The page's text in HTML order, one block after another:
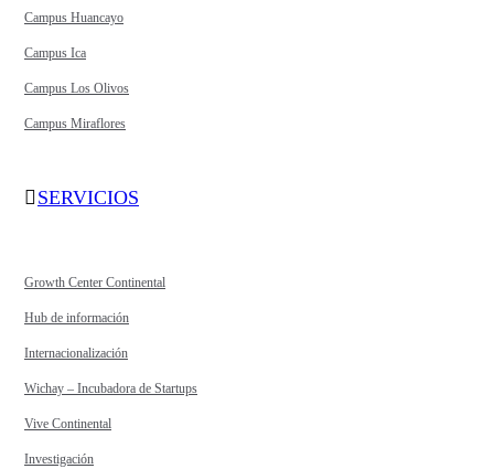
Campus Huancayo
Campus Ica
Campus Los Olivos
Campus Miraflores
SERVICIOS
Growth Center Continental
Hub de información
Internacionalización
Wichay – Incubadora de Startups
Vive Continental
Investigación